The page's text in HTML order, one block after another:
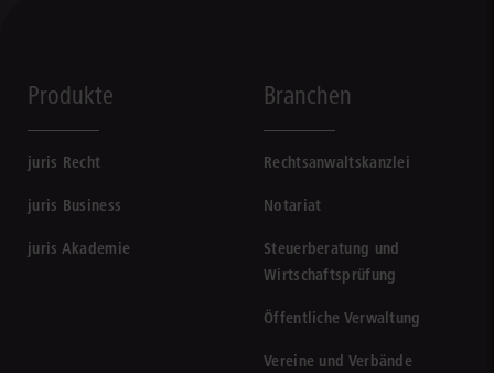
Produkte
juris Recht
juris Business
juris Akademie
Branchen
Rechtsanwaltskanzlei
Notariat
Steuerberatung und
Wirtschaftsprüfung
Öffentliche Verwaltung
Vereine und Verbände